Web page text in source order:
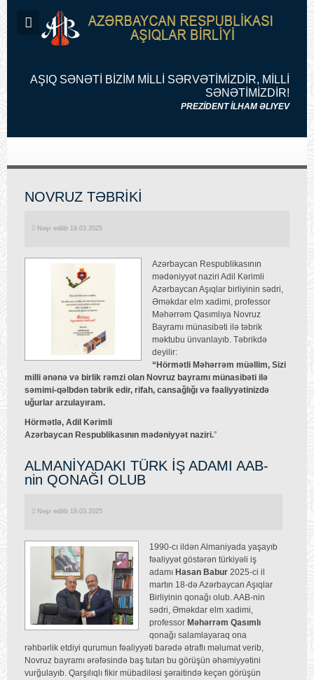
AŞIQ SƏNƏTİ BİZİM MİLLİ SƏRVƏTİMİZDİR, MİLLİ
SƏNƏTİMİZDİR!
PREZİDENT İLHAM ƏLIYEV
NOVRUZ TƏBRİKİ
Nəşr edilib 19.03.2025
Azərbaycan Respublikasının
mədəniyyət naziri Adil Kərimli
Azərbaycan Aşıqlar birliyinin sədri,
Əməkdar elm xadimi, professor
Məhərrəm Qasımlıya Novruz
Bayramı münasibəti ilə təbrik
məktubu ünvanlayıb. Təbrikdə
deyilir:
“Hörmətli Məhərrəm müəllim, Sizi
milli ənənə və birlik rəmzi olan Novruz bayramı münasibəti ilə
səmimi-qəlbdən təbrik edir, rifah, cansağlığı və fəaliyyətinizdə
uğurlar arzulayıram.
Hörmətlə, Adil Kərimli
Azərbaycan Respublikasının mədəniyyət naziri.”
ALMANİYADAKI TÜRK İŞ ADAMI AAB-
nin QONAĞI OLUB
Nəşr edilib 19.03.2025
1990-cı ildən Almaniyada yaşayıb
fəaliyyət göstərən türkiyəli iş
adamı Hasan Babur 2025-ci il
martın 18-də Azərbaycan Aşıqlar
Birliyinin qonağı olub. AAB-nin
sədri, Əməkdar elm xadimi,
professor Məhərrəm Qasımlı
qonağı salamlayaraq ona
rəhbərlik etdiyi qurumun fəaliyyəti barədə ətraflı məlumat verib,
Novruz bayramı ərəfəsində baş tutan bu görüşün əhəmiyyətini
vurğulayıb. Qarşılıqlı fikir mübadiləsi şəraitində keçən görüşün